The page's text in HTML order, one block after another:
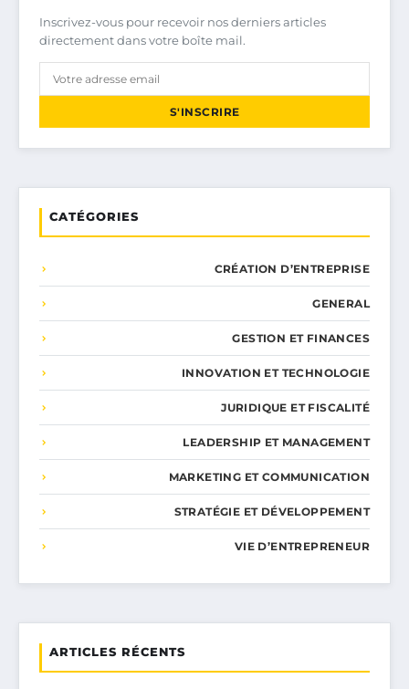
Inscrivez-vous pour recevoir nos derniers articles
directement dans votre boîte mail.
S'INSCRIRE
CATÉGORIES
CRÉATION D’ENTREPRISE
GENERAL
GESTION ET FINANCES
INNOVATION ET TECHNOLOGIE
JURIDIQUE ET FISCALITÉ
LEADERSHIP ET MANAGEMENT
MARKETING ET COMMUNICATION
STRATÉGIE ET DÉVELOPPEMENT
VIE D’ENTREPRENEUR
ARTICLES RÉCENTS